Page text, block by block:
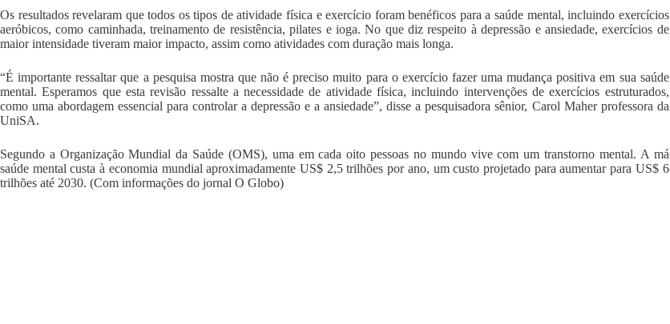
Os resultados revelaram que todos os tipos de atividade física e exercício foram benéficos para a saúde mental, incluindo exercícios
aeróbicos, como caminhada, treinamento de resistência, pilates e ioga. No que diz respeito à depressão e ansiedade, exercícios de
maior intensidade tiveram maior impacto, assim como atividades com duração mais longa.
“É importante ressaltar que a pesquisa mostra que não é preciso muito para o exercício fazer uma mudança positiva em sua saúde
mental. Esperamos que esta revisão ressalte a necessidade de atividade física, incluindo intervenções de exercícios estruturados,
como uma abordagem essencial para controlar a depressão e a ansiedade”, disse a pesquisadora sênior, Carol Maher professora da
UniSA.
Segundo a Organização Mundial da Saúde (OMS), uma em cada oito pessoas no mundo vive com um transtorno mental. A má
saúde mental custa à economia mundial aproximadamente US$ 2,5 trilhões por ano, um custo projetado para aumentar para US$ 6
trilhões até 2030. (Com informações do jornal O Globo)